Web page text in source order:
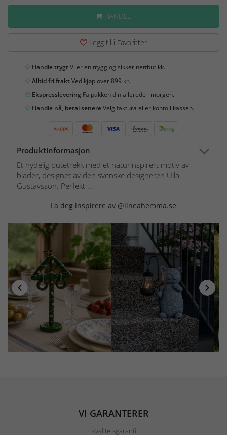
HANDLE
Legg til i Favoritter
Handle trygtVi er en trygg og sikker nettbutikk.
Alltid fri fraktVed kjøp over 899 kr.
Ekspresslevering Få pakken din allerede i morgen.
Handle nå, betal senereVelg faktura eller konto i kassen.
Produktinformasjon
Et nydelig putetrekk med et naturinspirert motiv av
blader, designet av den svenske designeren Ulla
Gustavsson. Perfekt ...
La deg inspirere av @lineahemma.se
VI GARANTERER
Kvalitetsgaranti